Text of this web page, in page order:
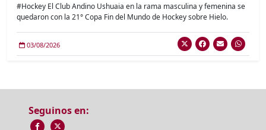
#Hockey El Club Andino Ushuaia en la rama masculina y femenina se
quedaron con la 21° Copa Fin del Mundo de Hockey sobre Hielo.
03/08/2026
Seguinos en: